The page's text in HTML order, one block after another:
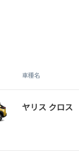
車種名
ヤリス クロス